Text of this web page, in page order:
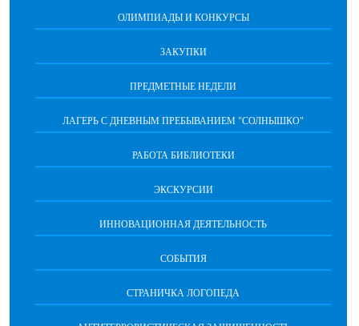
ОЛИМПИАДЫ И КОНКУРСЫ
ЗАКУПКИ
ПРЕДМЕТНЫЕ НЕДЕЛИ
ЛАГЕРЬ С ДНЕВНЫМ ПРЕБЫВАНИЕМ "СОЛНЫШКО"
РАБОТА БИБЛИОТЕКИ
ЭКСКУРСИИ
ИННОВАЦИОННАЯ ДЕЯТЕЛЬНОСТЬ
СОБЫТИЯ
СТРАНИЧКА ЛОГОПЕДА